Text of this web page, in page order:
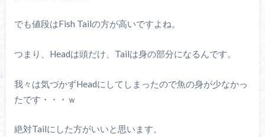
でも値段はFish Tailの方が高いですよね。
つまり、Headは頭だけ、Tailは身の部分になるんです。
我々は気づかずHeadにしてしまったので魚の身が少なかっ
たです・・・ｗ
絶対Tailにした方がいいと思います。